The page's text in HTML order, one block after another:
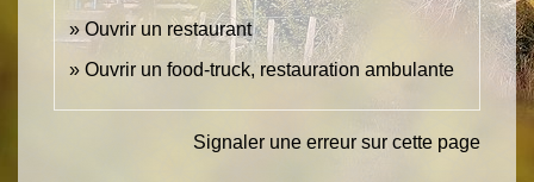
Ouvrir un restaurant
Ouvrir un food-truck, restauration ambulante
Signaler une erreur sur cette page